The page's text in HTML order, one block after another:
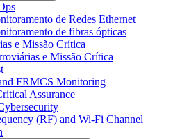
de Redes Ethernet
de fibras ópticas
e Missão Crítica
e Missão Crítica
FRMCS Monitoring
Assurance
(RF) and Wi-Fi Channel